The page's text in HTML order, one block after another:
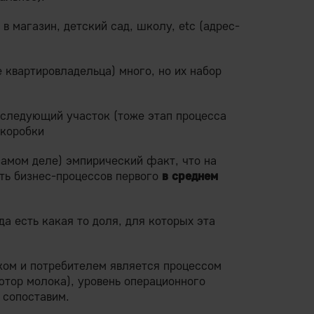
магазин, детский сад, школу, etc (адрес-
много, но их набор
участок (тоже этап процесса
деле) эмпирический факт, что на
бизнес-процессов первого в среднем
есть какая то доля, для которых эта
и потребителем является процессом
молока), уровень операционного